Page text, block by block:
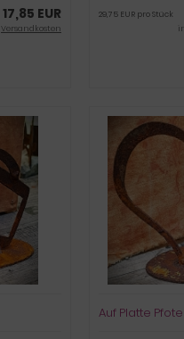
17,85 EUR
Versandkosten
29,75 EUR pro Stück
Auf Platte